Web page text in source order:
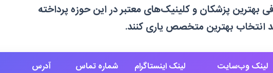
بهترین پزشکان و کلینیک‌های معتبر در این حوزه پرداخته
انتخاب بهترین متخصص یاری کنند.
لینک وب‌سایت لینک اینستاگرام شماره تماس آدرس